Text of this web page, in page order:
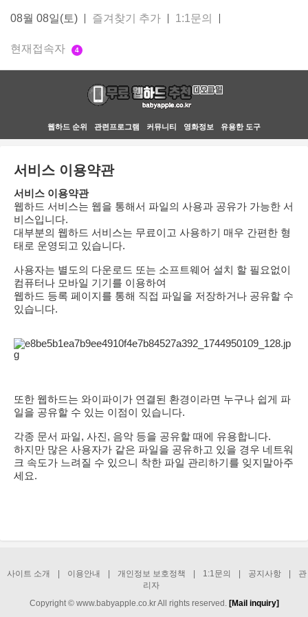
08월 08일(토) 즐겨찾기 추가 1:1문의
현재접속자 4
웹하드 순위 관련프로그램 커뮤니티 영화정보 유용한 도구
서비스 이용약관
서비스 이용약관
웹하드 서비스는 웹을 통해서 파일의 사용과 공유가 가능한 서
비스입니다.
대부분의 웹하드 서비스는 무료이고 사용하기 매우 간편한 형
태로 운영되고 있습니다.
사용자는 별도의 다운로드 또는 소프트웨어 설치 할 필요없이
컴퓨터나 모바일 기기를 이용하여
웹하드 등록 페이지를 통해 직접 파일을 저장하거나 공유할 수
있습니다.
또한 웹하드는 와이파이가 연결된 환경이라면 누구나 쉽게 파
일을 공유할 수 있는 이점이 있습니다.
각종 문서 파일, 사진, 음악 등을 공유할 때에 유용합니다.
하지만 많은 사용자가 같은 파일을 공유하고 있을 경우 네트워
크 속도가 느려질 수 있으니 착한 파일 관리하기를 잊지말아주
세요.
사이트 소개 이용안내 개인정보 보호정책 1:1문의 공지사항
관
리자
Copyright © www.babyapple.co.kr All rights reserved. [Mail inquiry]